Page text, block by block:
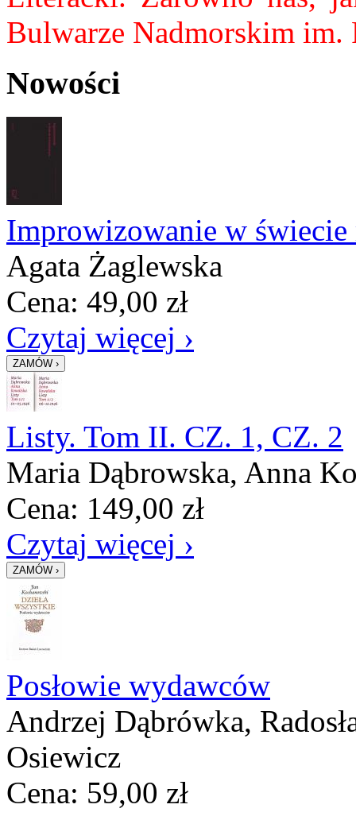
Bulwarze Nadmorskim
Nowości
Improwizowanie w
Agata Żaglewska
Cena: 49,00 zł
Czytaj więcej ›
Listy. Tom II. CZ. 1, CZ. 2
Maria Dąbrowska, Anna
Cena: 149,00 zł
Czytaj więcej ›
Posłowie wydawców
Andrzej Dąbrówka,
Osiewicz
Cena: 59,00 zł